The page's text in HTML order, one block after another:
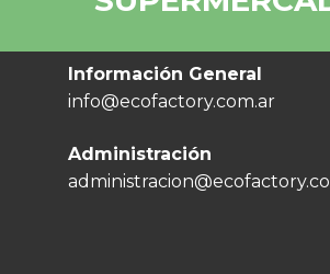
Información General
info@ecofactory.com.ar
Administración